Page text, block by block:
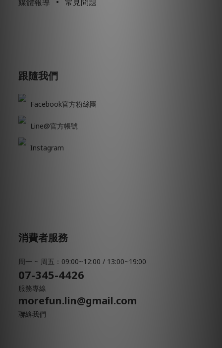
跟隨我們
Facebook官方粉絲團
Line@官方帳號
Instagram
消費者服務
周一 ~ 周五：09:00~12:00 / 13:00~19:00
07-345-4426
服務專線
morefun.lin@gmail.com
聯絡我們